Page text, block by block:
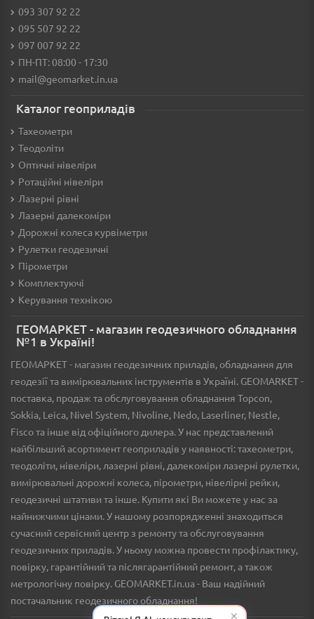
093 307 92 22
095 507 92 22
097 007 92 22
ПН-ПТ: 08:00 - 17:30
mail@geomarket.in.ua
Каталог геоприладів
Тахеометри
Теодоліти
Оптичні нівеліри
Ротаційні нівеліри
Лазерні рівні
Лазерні далекоміри
Дорожні колеса курвіметри
Рулетки геодезичні
Пірометри
Комплектуючі
Керування технікою
ГЕОМАРКЕТ - магазин геодезичного обладнання
№1 в Україні!
ГЕОМАРКЕТ - магазин геодезичних приладів, обладнання для
геодезії та вимірювальних інструментів в Україні. GEOMARKET -
поставка, продаж та обслуговування обладнання Topcon,
Sokkia, Leica, Nivel System, Nivoline, Nedo, Laserliner, Nestle,
Fisco та інше від офіційного дилера. У нас представлений
найбільший асортимент геоприладів у наявності: тахеометри,
теодоліти, нівеліри, лазерні рівні, далекоміри лазерні рулетки,
вимірювальні дорожні колеса, пірометри, нівелірні рейки,
геодезичні штативи та інше. Купити які Ви можете у нас за
найнижчими цінами. У нашому розпорядженні знаходиться
сучасний сервісний центр з ремонту та обслуговування
геодезичних приладів. У ньому можна провести профілактику,
повірку, гарантійний та післягарантійний ремонт, а також
метрологічну повірку. GEOMARKET.in.ua - Ваш надійний
постачальник геодезичного обладнання!
✕